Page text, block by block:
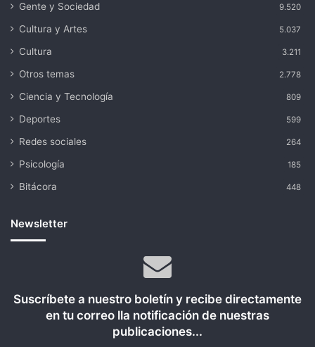
Gente y Sociedad 9.520
Cultura y Artes 5.037
Cultura 3.211
Otros temas 2.778
Ciencia y Tecnología 809
Deportes 599
Redes sociales 264
Psicología 185
Bitácora 448
Newsletter
Suscríbete a nuestro boletín y recibe directamente
en tu correo lla notificación de nuestras
publicaciones...